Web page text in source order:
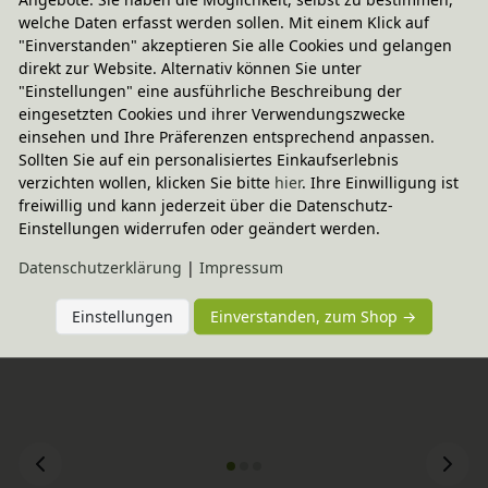
Wird oft zusammen gekauft
-20% Code
2er Set Kai Stapelbett 90x200 cm
In verschiedenen Varianten
aus Bio-Massivholz
559,90 €
welche Daten erfasst werden sollen. Mit einem Klick auf
"Einverstanden" akzeptieren Sie alle Cookies und gelangen
direkt zur Website. Alternativ können Sie unter
"Einstellungen" eine ausführliche Beschreibung der
eingesetzten Cookies und ihrer Verwendungszwecke
einsehen und Ihre Präferenzen entsprechend anpassen.
Sollten Sie auf ein personalisiertes Einkaufserlebnis
verzichten wollen, klicken Sie bitte hier. Ihre Einwilligung ist
freiwillig und kann jederzeit über die Datenschutz-
Einstellungen widerrufen oder geändert werden.
Daten­schutz­erklärung | Impressum
Einstellungen Einverstanden, zum Shop →